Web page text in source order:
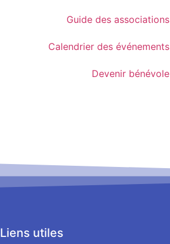
Guide des associations
Calendrier des événements
Devenir bénévole
Liens utiles